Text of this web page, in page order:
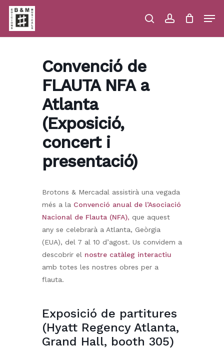
Skip
main
content
searchaccount
Close
Convenció de
FLAUTA NFA a
Atlanta
(Exposició,
concert i
presentació)
Brotons & Mercadal assistirà una vegada
més a la Convenció anual de l’Asociació
Nacional de Flauta (NFA), que aquest
any se celebrarà a Atlanta, Geòrgia
(EUA), del 7 al 10 d’agost. Us convidem a
descobrir el nostre catàleg interactiu
amb totes les nostres obres per a
flauta.
Exposició de partitures
(Hyatt Regency Atlanta,
Grand Hall, booth 305)
Menu